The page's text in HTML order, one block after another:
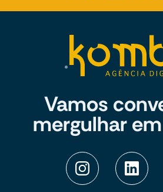
Vamos
mergulhar